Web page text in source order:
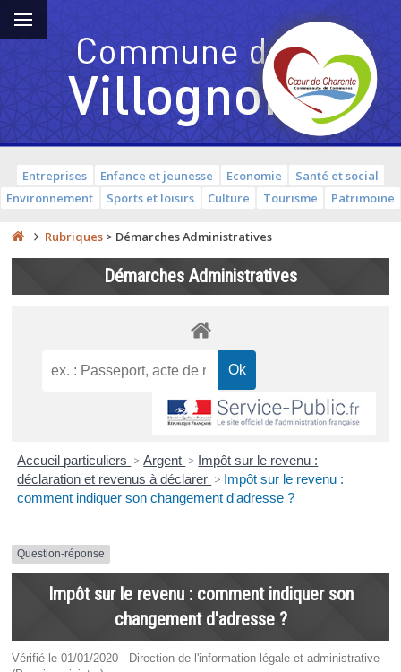
Entreprises Enfance et jeunesse Economie
Santé et social
Environnement
Sports et loisirs Culture Tourisme Patrimoine
Rubriques > Démarches Administratives
Démarches Administratives
Accueil particuliers > Argent > Impôt sur le revenu :
déclaration et revenus à déclarer > Impôt sur le revenu :
comment indiquer son changement d'adresse ?
Question-réponse
Impôt sur le revenu : comment indiquer son
changement d'adresse ?
Vérifié le 01/01/2020 - Direction de l'information légale et administrative